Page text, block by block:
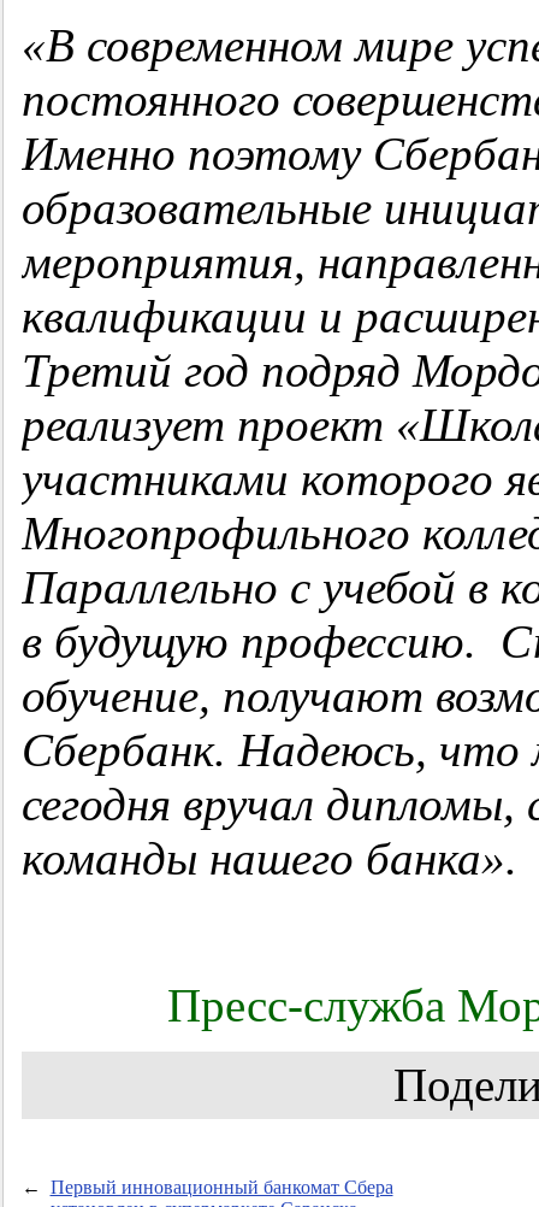
«В современном мире
постоянного
Именно поэтому
образовательные
мероприятия,
квалификации и
Третий год подряд
реализует проект
участниками которого
Многопрофильного
Параллельно с учебой в
в будущую профессию.
обучение, получают
Сбербанк. Надеюсь,
сегодня вручал
команды нашего банка».
Пресс-служба
←
Первый инновационный банкомат Сбера